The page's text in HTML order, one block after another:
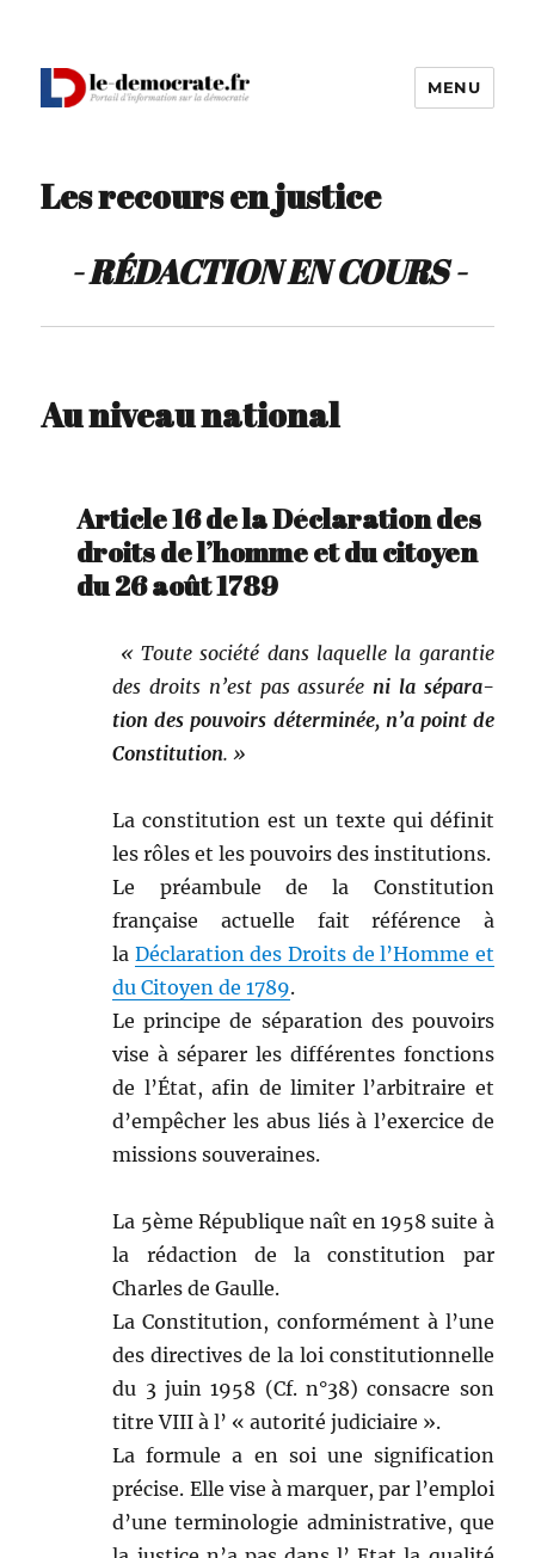
MENU
Les recours en justice
- RÉDACTION EN COURS -
Au niveau national
Article 16 de la Déclaration des
droits de l’homme et du citoyen
du 26 août 1789
« Toute société dans laque­lle la garantie
des droits n’est pas assuréeni la sépa­ra­
tion des pou­voirs déter­minée, n’a point de
Con­sti­tu­tion. »
La con­sti­tu­tion est un texte qui définit
les rôles et les pou­voirs des institutions.
Le préam­bule de la Con­sti­tu­tion
française actuelle fait référence à
la Déc­la­ra­tion des Droits de l’Homme et
du Citoyen de 1789.
Le principe de sépa­ra­tion des pou­voirs
vise à sépar­er les dif­férentes fonc­tions
de l’État, afin de lim­iter l’arbitraire et
d’empêcher les abus liés à l’exercice de
mis­sions souveraines.
La 5ème République naît en 1958 suite à
la rédac­tion de la con­sti­tu­tion par
Charles de Gaulle.
La Con­sti­tu­tion, con­for­mé­ment à l’une
des direc­tives de la loi con­sti­tu­tion­nelle
du 3 juin 1958 (Cf. n°38) con­sacre son
titre VIII à l’ « autorité judiciaire ».
La for­mule a en soi une sig­ni­fi­ca­tion
pré­cise. Elle vise à mar­quer, par l’emploi
d’une ter­mi­nolo­gie admin­is­tra­tive, que